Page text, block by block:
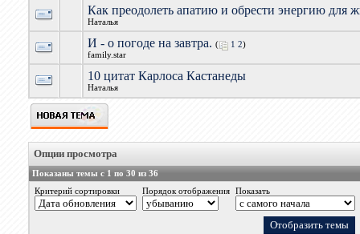
Как преодолеть апатию и обрести энергию для
Наталья
И - о погоде на завтра. ( 1 2)
family.star
10 цитат Карлоса Кастанеды
Наталья
Опции просмотра
Показаны темы с 1 по 30 из 36
Критерий сортировки
Порядок отображения Показать